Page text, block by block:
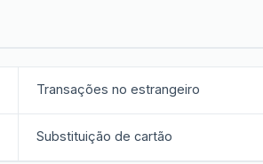
Transações no estrangeiro
Substituição de cartão